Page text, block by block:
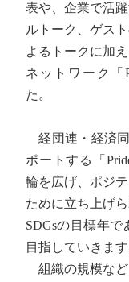
表や、企業で活
ルトーク、ゲス
よるトークに加
ネットワーク「
た。
経団連・経済
ポートする「
輪を広げ、ポジ
ために立ち上げ
SDGsの目標年で
目指していきます
組織の規模など